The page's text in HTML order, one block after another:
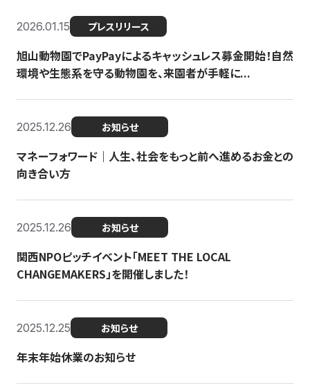
2026.01.15 プレスリリース
旭山動物園でPayPayによるキャッシュレス募金開始！自然
環境や生態系を守る動物園を、来園者が手軽に...
2025.12.26 お知らせ
マネーフォワード｜人生、社会をもっと前へ進めるお金との
向き合い方
2025.12.26 お知らせ
関西NPOピッチイベント「MEET THE LOCAL
CHANGEMAKERS」を開催しました！
2025.12.25 お知らせ
年末年始休業のお知らせ